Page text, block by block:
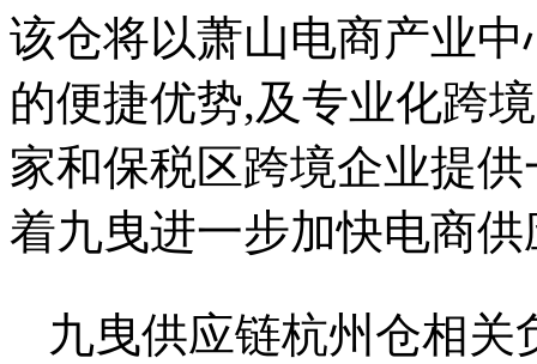
该仓将以萧山电商产业
的便捷优势,及专业化跨
家和保税区跨境企业提
着九曳进一步加快电商
九曳供应链杭州仓相